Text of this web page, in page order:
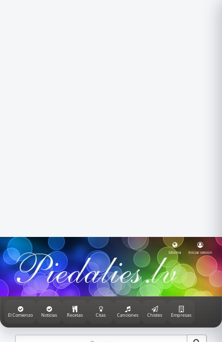
Idioma Iniciar sesion
El Comienzo Noticias Recetas Citas Canciones Chistes Empresas